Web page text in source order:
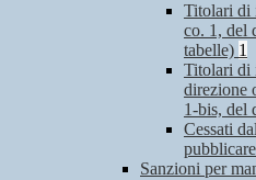
Titolari di
co. 1, del
tabelle) 1
Titolari di
direzione
1-bis, del
Cessati
Sanzioni per